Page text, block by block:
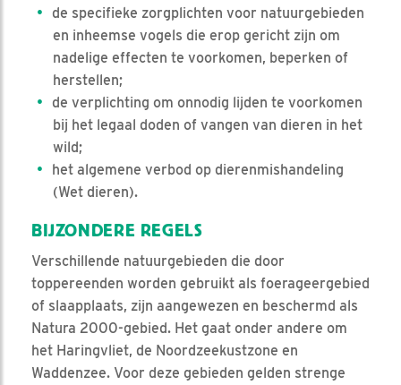
de specifieke zorgplichten voor natuurgebieden
en inheemse vogels die erop gericht zijn om
nadelige effecten te voorkomen, beperken of
herstellen;
de verplichting om onnodig lijden te voorkomen
bij het legaal doden of vangen van dieren in het
wild;
het algemene verbod op dierenmishandeling
(Wet dieren).
BIJZONDERE REGELS
Verschillende natuurgebieden die door
toppereenden worden gebruikt als foerageergebied
of slaapplaats, zijn aangewezen en beschermd als
Natura 2000-gebied. Het gaat onder andere om
het Haringvliet, de Noordzeekustzone en
Waddenzee. Voor deze gebieden gelden strenge